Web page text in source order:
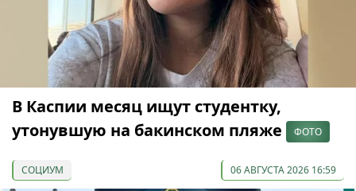
В Каспии месяц ищут студентку,
утонувшую на бакинском пляже
ФОТО
СОЦИУМ 06 АВГУСТА 2026 16:59